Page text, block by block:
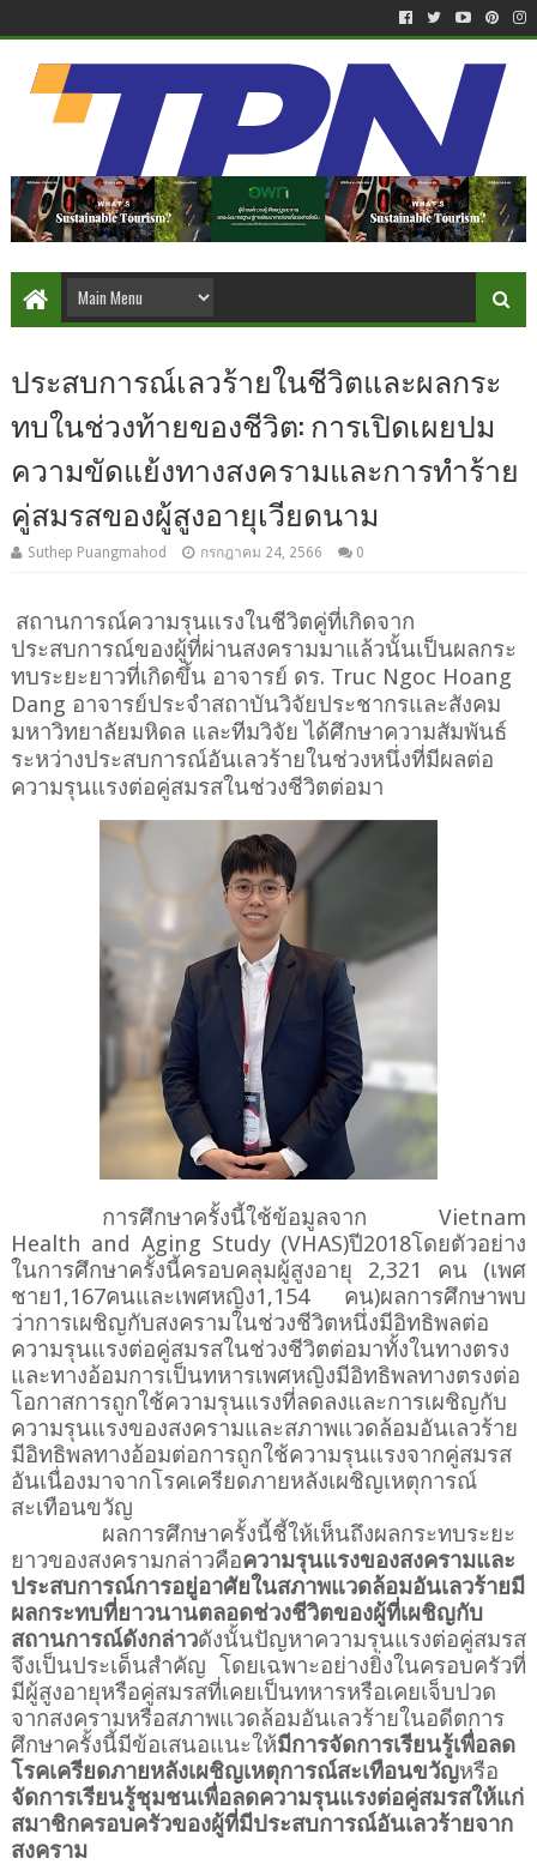
ประสบการณ์เลวร้ายในชีวิตและผลกระ
ทบในช่วงท้ายของชีวิต: การเปิดเผยปม
ความขัดแย้งทางสงครามและการทำร้าย
คู่สมรสของผู้สูงอายุเวียดนาม
Suthep Puangmahod กรกฎาคม 24, 2566 0
สถานการณ์ความรุนแรงในชีวิตคู่ที่เกิดจาก
ประสบการณ์ของผู้ที่ผ่านสงครามมาแล้วนั้นเป็นผลกระ
ทบระยะยาวที่เกิดขึ้น อาจารย์ ดร. Truc Ngoc Hoang
Dang อาจารย์ประจำสถาบันวิจัยประชากรและสังคม
มหาวิทยาลัยมหิดล และทีมวิจัย ได้ศึกษาความสัมพันธ์
ระหว่างประสบการณ์อันเลวร้ายในช่วงหนึ่งที่มีผลต่อ
ความรุนแรงต่อคู่สมรสในช่วงชีวิตต่อมา
การศึกษาครั้งนี้ใช้ข้อมูลจาก Vietnam
Health and Aging Study (VHAS)ปี2018โดยตัวอย่าง
ในการศึกษาครั้งนี้ครอบคลุมผู้สูงอายุ 2,321 คน (เพศ
ชาย1,167คนและเพศหญิง1,154 คน)ผลการศึกษาพบ
ว่าการเผชิญกับสงครามในช่วงชีวิตหนึ่งมีอิทธิพลต่อ
ความรุนแรงต่อคู่สมรสในช่วงชีวิตต่อมาทั้งในทางตรง
และทางอ้อมการเป็นทหารเพศหญิงมีอิทธิพลทางตรงต่อ
โอกาสการถูกใช้ความรุนแรงที่ลดลงและการเผชิญกับ
ความรุนแรงของสงครามและสภาพแวดล้อมอันเลวร้าย
มีอิทธิพลทางอ้อมต่อการถูกใช้ความรุนแรงจากคู่สมรส
อันเนื่องมาจากโรคเครียดภายหลังเผชิญเหตุการณ์
สะเทือนขวัญ
ผลการศึกษาครั้งนี้ชี้ให้เห็นถึงผลกระทบระยะ
ยาวของสงครามกล่าวคือความรุนแรงของสงครามและ
ประสบการณ์การอยู่อาศัยในสภาพแวดล้อมอันเลวร้ายมี
ผลกระทบที่ยาวนานตลอดช่วงชีวิตของผู้ที่เผชิญกับ
สถานการณ์ดังกล่าวดังนั้นปัญหาความรุนแรงต่อคู่สมรส
จึงเป็นประเด็นสำคัญ โดยเฉพาะอย่างยิ่งในครอบครัวที่
มีผู้สูงอายุหรือคู่สมรสที่เคยเป็นทหารหรือเคยเจ็บปวด
จากสงครามหรือสภาพแวดล้อมอันเลวร้ายในอดีตการ
ศึกษาครั้งนี้มีข้อเสนอแนะให้มีการจัดการเรียนรู้เพื่อลด
โรคเครียดภายหลังเผชิญเหตุการณ์สะเทือนขวัญหรือ
จัดการเรียนรู้ชุมชนเพื่อลดความรุนแรงต่อคู่สมรสให้แก่
สมาชิกครอบครัวของผู้ที่มีประสบการณ์อันเลวร้ายจาก
สงคราม